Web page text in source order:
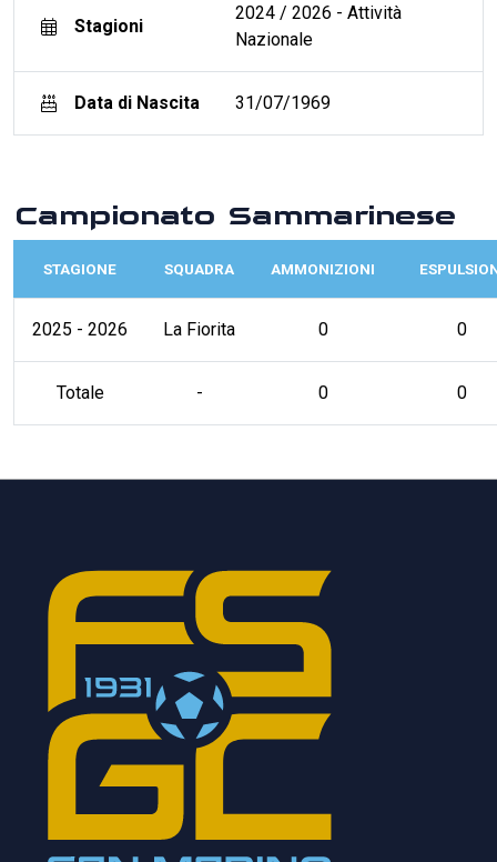
Stagioni
2024 / 2026 - Attività
Nazionale
Data di Nascita 31/07/1969
Campionato Sammarinese
STAGIONE SQUADRA AMMONIZIONI
2025 - 2026 La Fiorita 0 0
Totale - 0 0